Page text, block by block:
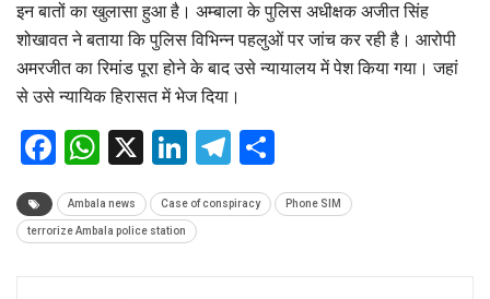
इन बातों का खुलासा हुआ है। अम्बाला के पुलिस अधीक्षक अजीत सिंह
शोखावत ने बताया कि पुलिस विभिन्न पहलुओं पर जांच कर रही है। आरोपी
अमरजीत का रिमांड पूरा होने के बाद उसे न्यायालय में पेश किया गया। जहां
से उसे न्यायिक हिरासत में भेज दिया।
Facebook
WhatsApp
X LinkedIn
Telegram
Ambala news Case of conspiracy Phone SIM
terrorize Ambala police station